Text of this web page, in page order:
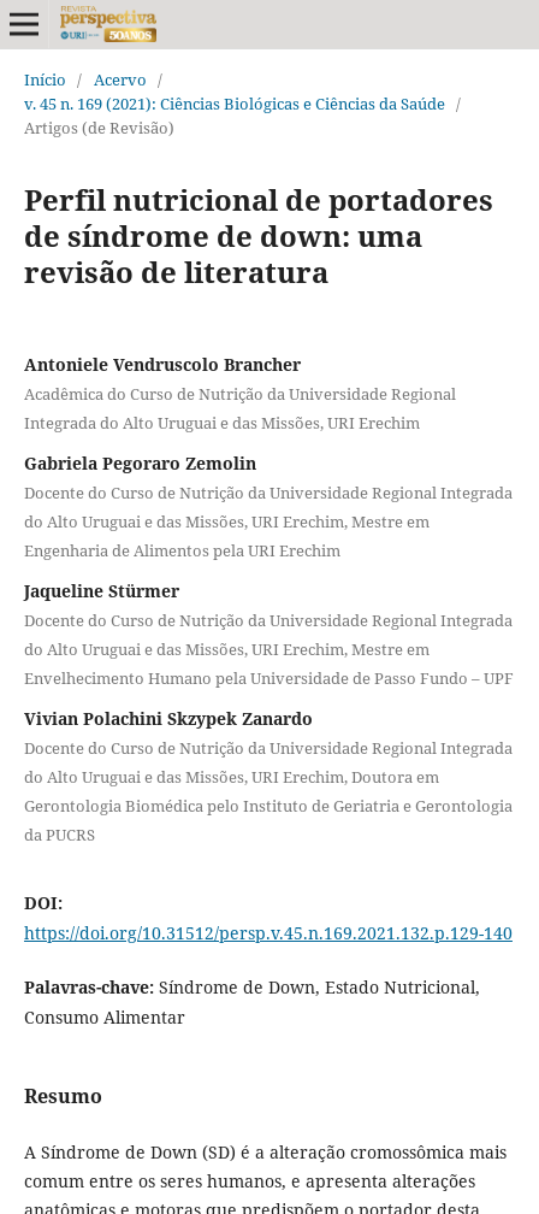
Início / Acervo /
v. 45 n. 169 (2021): Ciências Biológicas e Ciências da Saúde /
Artigos (de Revisão)
Perfil nutricional de portadores
de síndrome de down: uma
revisão de literatura
Antoniele Vendruscolo Brancher
Acadêmica do Curso de Nutrição da Universidade Regional
Integrada do Alto Uruguai e das Missões, URI Erechim
Gabriela Pegoraro Zemolin
Docente do Curso de Nutrição da Universidade Regional Integrada
do Alto Uruguai e das Missões, URI Erechim, Mestre em
Engenharia de Alimentos pela URI Erechim
Jaqueline Stürmer
Docente do Curso de Nutrição da Universidade Regional Integrada
do Alto Uruguai e das Missões, URI Erechim, Mestre em
Envelhecimento Humano pela Universidade de Passo Fundo – UPF
Vivian Polachini Skzypek Zanardo
Docente do Curso de Nutrição da Universidade Regional Integrada
do Alto Uruguai e das Missões, URI Erechim, Doutora em
Gerontologia Biomédica pelo Instituto de Geriatria e Gerontologia
da PUCRS
DOI:
https://doi.org/10.31512/persp.v.45.n.169.2021.132.p.129-140
Palavras-chave: Síndrome de Down, Estado Nutricional,
Consumo Alimentar
Resumo
A Síndrome de Down (SD) é a alteração cromossômica mais
comum entre os seres humanos, e apresenta alterações